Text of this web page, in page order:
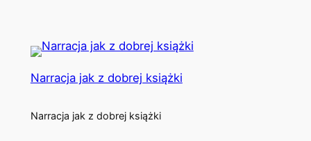
Narracja jak z dobrej książki
Narracja jak z dobrej książki